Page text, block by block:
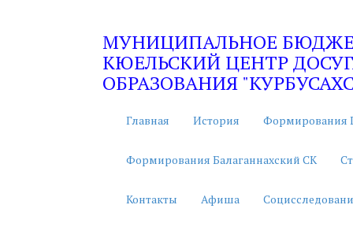
МУНИЦИПАЛЬНОЕ
КЮЕЛЬСКИЙ ЦЕНТР
ОБРАЗОВАНИЯ
Главная История Формирования
Формирования Балаганнахский СК
Контакты Афиша